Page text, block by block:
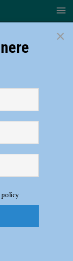
albero di 15 metri
×
policy